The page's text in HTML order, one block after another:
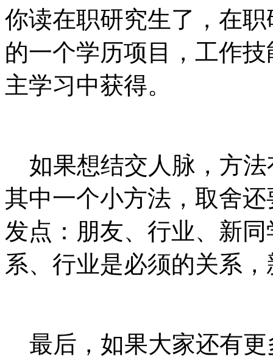
你读在职研究生了，在
的一个学历项目，工作
主学习中获得。
如果想结交人脉，方法
其中一个小方法，取舍
发点：朋友、行业、新
系、行业是必须的关系
最后，如果大家还有更